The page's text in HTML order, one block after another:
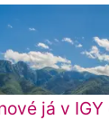
já v